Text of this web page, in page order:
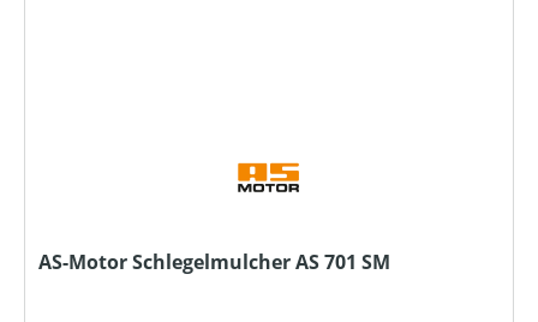
AS-Motor Schlegelmulcher AS 701 SM